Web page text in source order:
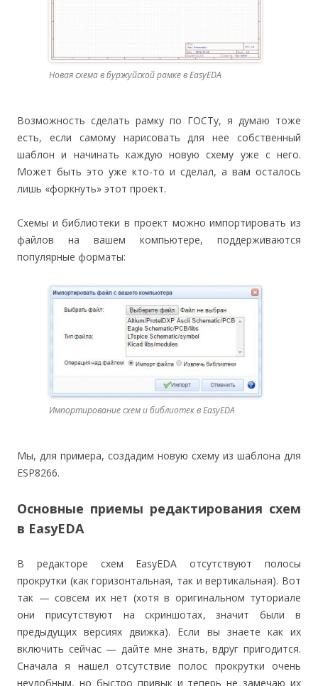
Новая схема в буржуйской рамке в EasyEDA
Возможность сделать рамку по ГОСТу, я думаю тоже
есть, если самому нарисовать для нее собственный
шаблон и начинать каждую новую схему уже с него.
Может быть это уже кто-то и сделал, а вам осталось
лишь «форкнуть» этот проект.
Схемы и библиотеки в проект можно импортировать из
файлов на вашем компьютере, поддерживаются
популярные форматы:
Импортирование схем и библиотек в EasyEDA
Мы, для примера, создадим новую схему из шаблона для
ESP8266.
Основные приемы редактирования схем
в EasyEDA
В редакторе схем EasyEDA отсутствуют полосы
прокрутки (как горизонтальная, так и вертикальная). Вот
так — совсем их нет (хотя в оригинальном туториале
они присутствуют на скриншотах, значит были в
предыдущих версиях движка). Если вы знаете как их
включить сейчас — дайте мне знать, вдруг пригодится.
Сначала я нашел отсутствие полос прокрутки очень
неудобным, но быстро привык и теперь не замечаю их